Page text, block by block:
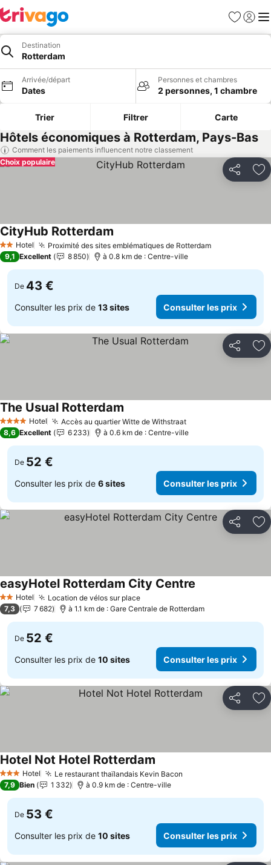
Favoris
Se
Destination
Rotterdam
Arrivée/départ
Dates
Personnes et chambres
2 personnes, 1 chambre
Trier Filtrer Carte
Hôtels économiques à Rotterdam, Pays-Bas
Comment les paiements influencent notre classement
Partager
Choix populaire
2 Étoiles
Hotel Proximité des sites emblématiques de Rotterdam
CityHub Rotterdam
9,1 Excellent 8 850 à 0.8 km de : Centre-ville
De 43 €
Consulter les prix de 13 sites Consulter les prix
Partager
4 Étoiles Hotel Accès au quartier Witte de Withstraat
The Usual Rotterdam
8,6 Excellent 6 233 à 0.6 km de : Centre-ville
De 52 €
Consulter les prix de 6 sites Consulter les prix
Partager
2 Étoiles
Hotel Location de vélos sur place
easyHotel Rotterdam City Centre
7,3 7 682 à 1.1 km de : Gare Centrale de Rotterdam
De 52 €
Consulter les prix de 10 sites Consulter les prix
Partager
3 ÉtoilesHotel Le restaurant thaïlandais Kevin Bacon
Hotel Not Hotel Rotterdam
7,9 Bien 1 332 à 0.9 km de : Centre-ville
De 53 €
Consulter les prix de 10 sites Consulter les prix